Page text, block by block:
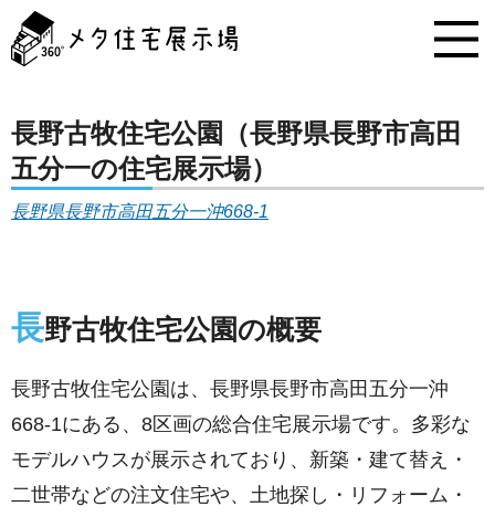
タ
住
コ
ン
テ
キ
プ
長野古牧住宅公園（長野県長野市高田
五分一の住宅展示場）
長野県長野市高田五分一沖668-1
長野古牧住宅公園の概要
長野古牧住宅公園は、長野県長野市高田五分一沖
668-1にある、8区画の総合住宅展示場です。多彩な
モデルハウスが展示されており、新築・建て替え・
二世帯などの注文住宅や、土地探し・リフォーム・